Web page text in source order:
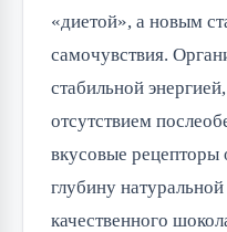
«диетой», а новым
самочувствия.
стабильной
отсутствием
вкусовые рецепторы
глубину
качественного